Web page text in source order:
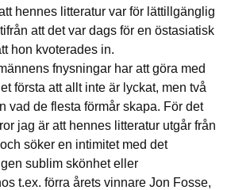
hennes litteratur var för lättillgänglig
att det var dags för en östasiatisk
hon kvoterades in.
fnysningar har att göra med
första att allt inte är lyckat, men två
vad de flesta förmår skapa. För det
jag är att hennes litteratur utgår från
söker en intimitet med det
sublim skönhet eller
t.ex. förra årets vinnare Jon Fosse,